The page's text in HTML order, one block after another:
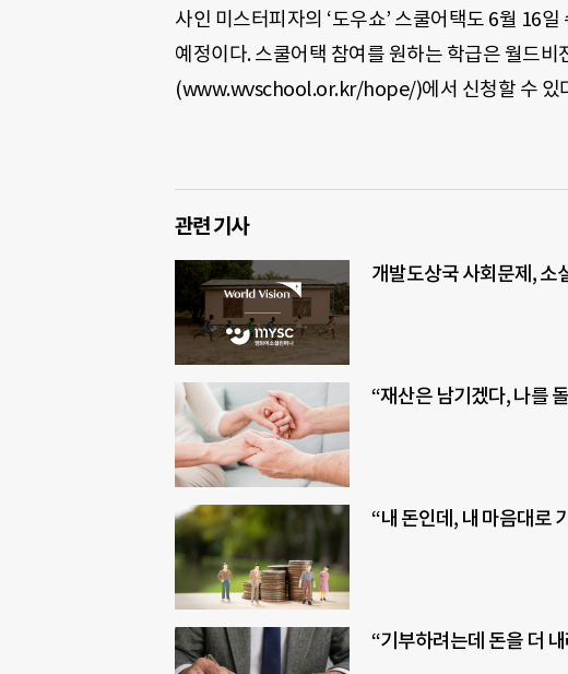
사인 미스터피자의 ‘도우쇼’ 스쿨어택도 6월 16
예정이다. 스쿨어택 참여를 원하는 학급은 월드비
(www.wvschool.or.kr/hope/)에서 신청할 수 있
관련 기사
개발도상국 사회문제,
“재산은 남기겠다, 나를
“내 돈인데, 내 마음대로
“기부하려는데 돈을 더